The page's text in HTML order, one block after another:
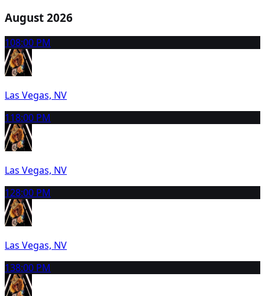
August 2026
108:00 PM
Las Vegas, NV
118:00 PM
Las Vegas, NV
128:00 PM
Las Vegas, NV
138:00 PM